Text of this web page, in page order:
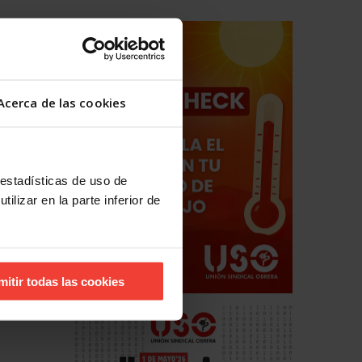
de las cookies
de uso de
en la parte inferior de
todas las cookies
de
al
días